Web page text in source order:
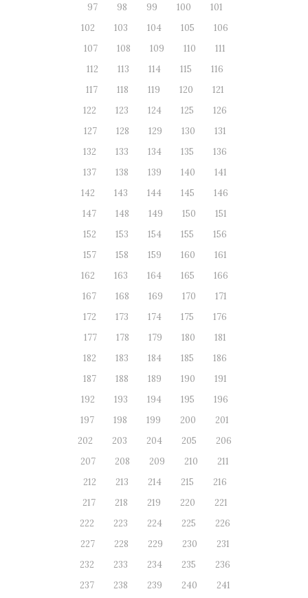
97
98 99 100
101
102
103 104 105
106
107
108 109 110
111
112
113 114 115
116
117
118 119 120
121
122
123 124 125
126
127
128 129 130
131
132
133 134 135
136
137
138 139 140
141
142
143 144 145
146
147
148 149 150
151
152
153 154 155
156
157
158 159 160
161
162
163 164 165
166
167
168 169 170
171
172
173 174 175
176
177
178 179 180
181
182
183 184 185
186
187
188 189 190
191
192
193 194 195
196
197
198 199 200
201
202
203 204 205
206
207
208 209 210
211
212
213 214 215
216
217
218 219 220
221
222
223 224 225
226
227
228 229 230
231
232
233 234 235
236
237
238 239 240
241